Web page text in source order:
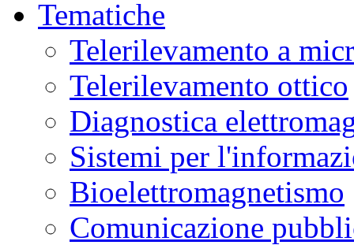
Tematiche
Telerilevamento a
Telerilevamento ottico
Diagnostica
Sistemi per
Bioelettromagnetismo
Comunicazione